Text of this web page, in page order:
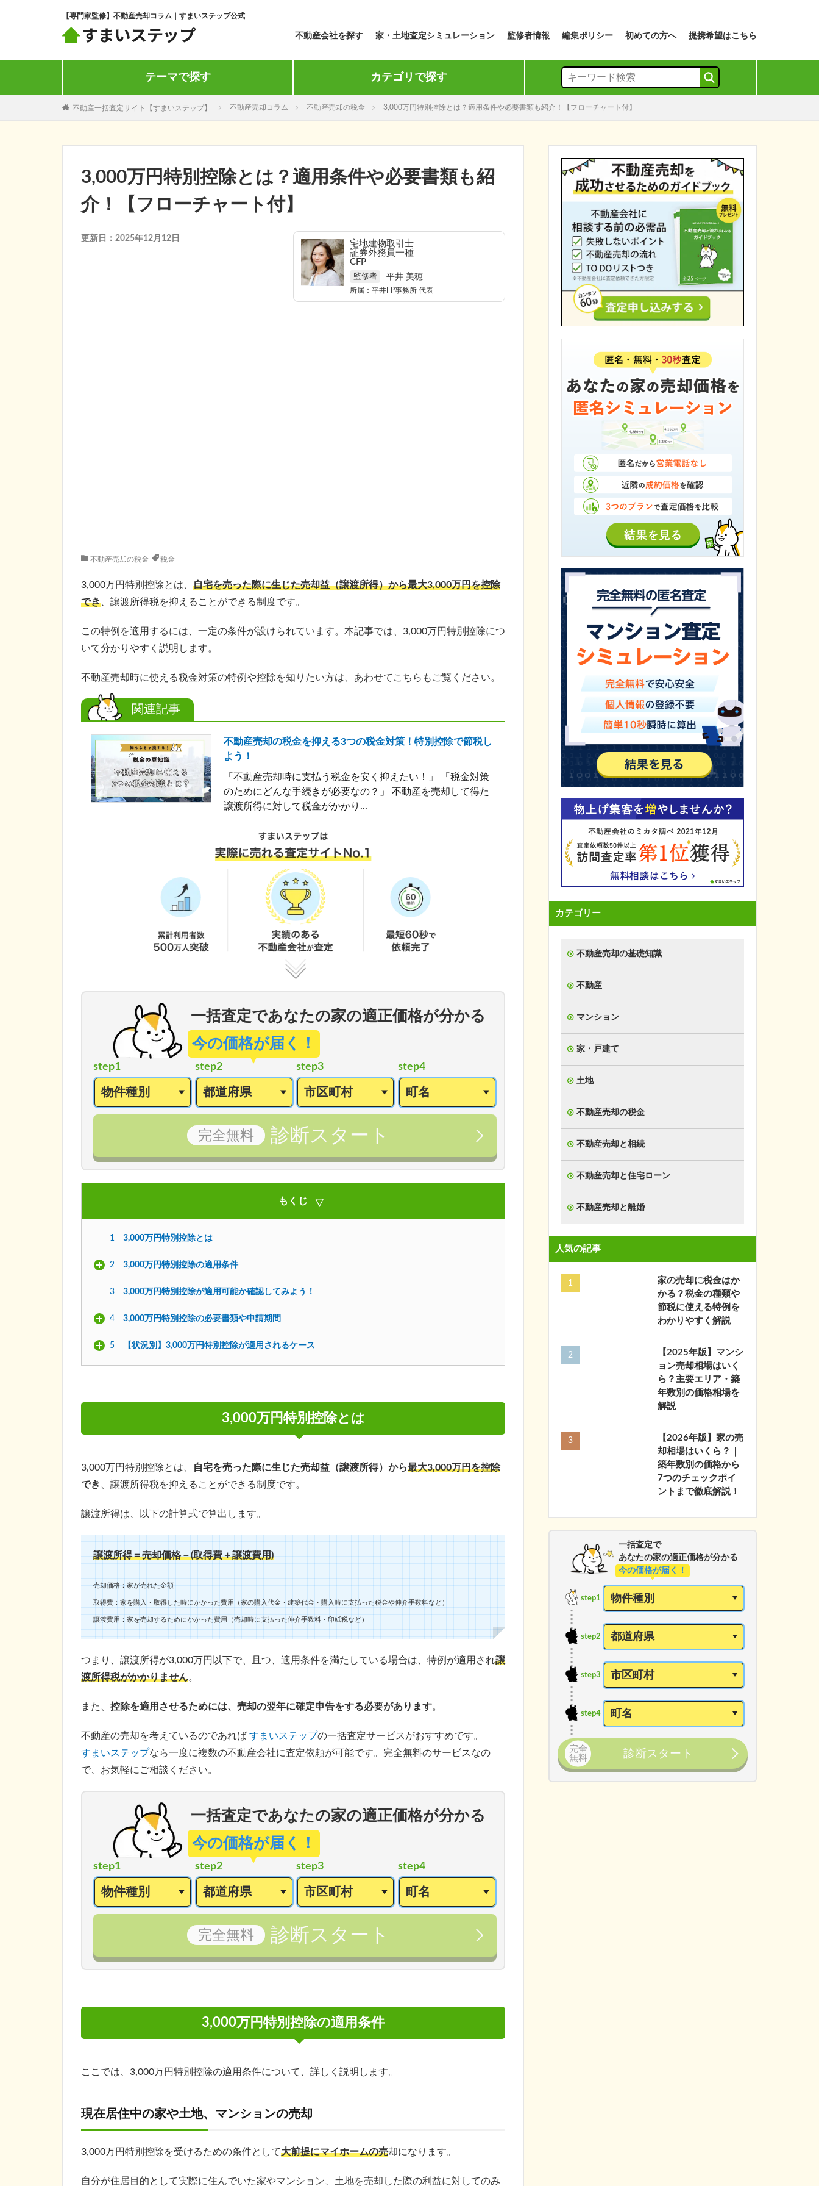
【専門家監修】不動産売却コラム｜すまいステップ公式
不動産会社を探す 家・土地査定シミュレーション 監修者情報 編集ポリシー 初めての方へ 提携希望はこちら
テーマで探す カテゴリで探す
不動産一括査定サイト【すまいステップ】 不動産売却コラム 不動産売却の税金 3,000万円特別控除とは？適用条件や必要書類も紹介！【フローチャート付】
3,000万円特別控除とは？適用条件や必要書類も紹
介！【フローチャート付】
更新日：2025年12月12日
宅地建物取引士
証券外務員一種
CFP
監修者 平井 美穂
所属： 平井FP事務所 代表
不動産売却の税金 税金
3,000万円特別控除とは、 自宅を売った際に生じた売却益（譲渡所得）から最大3,000万円を控除
でき 、譲渡所得税を抑えることができる制度です。
この特例を適用するには、一定の条件が設けられています。本記事では、3,000万円特別控除につ
いて分かりやすく説明します。
不動産売却時に使える税金対策の特例や控除を知りたい方は、あわせてこちらもご覧ください。
関連記事
不動産売却の税金を抑える3つの税金対策！特別控除で節税し
よう！
「不動産売却時に支払う税金を安く抑えたい！」 「税金対策
のためにどんな手続きが必要なの？」 不動産を売却して得た
譲渡所得に対して税金がかかり...
一括査定であなたの家の適正価格が分かる
今の価格が届く！
step1 step2 step3 step4
完全無料 診断スタート
もくじ
1 3,000万円特別控除とは
2 3,000万円特別控除の適用条件
3 3,000万円特別控除が適用可能か確認してみよう！
4 3,000万円特別控除の必要書類や申請期間
5 【状況別】3,000万円特別控除が適用されるケース
3,000万円特別控除とは
3,000万円特別控除とは、 自宅を売った際に生じた売却益（譲渡所得）から最大3,000万円を控除
でき
、譲渡所得税を抑えることができる制度です。
譲渡所得は、以下の計算式で算出します。
譲渡所得＝売却価格－(取得費＋譲渡費用)
売却価格：家が売れた金額
取得費：家を購入・取得した時にかかった費用（家の購入代金・建築代金・購入時に支払った税金や仲介手数料など）
譲渡費用：家を売却するためにかかった費用（売却時に支払った仲介手数料・印紙税など）
つまり、譲渡所得が3,000万円以下で、且つ、適用条件を満たしている場合は、特例が適用され譲
渡所得税がかかりません。
また、 控除を適用させるためには、売却の翌年に確定申告をする必要があります。
不動産の売却を考えているのであれば すまいステップの一括査定サービスがおすすめです。
すまいステップなら一度に複数の不動産会社に査定依頼が可能です。完全無料のサービスなの
で、お気軽にご相談ください。
一括査定であなたの家の適正価格が分かる
今の価格が届く！
step1 step2 step3 step4
完全無料 診断スタート
3,000万円特別控除の適用条件
ここでは、3,000万円特別控除の適用条件について、詳しく説明します。
現在居住中の家や土地、マンションの売却
3,000万円特別控除を受けるための条件として大前提にマイホームの売却になります。
自分が住居目的として実際に住んでいた家やマンション、土地を売却した際の利益に対してのみ
カテゴリー
不動産売却の基礎知識
不動産
マンション
家・戸建て
土地
不動産売却の税金
不動産売却と相続
不動産売却と住宅ローン
不動産売却と離婚
人気の記事
家の売却に税金はか
かる？税金の種類や
節税に使える特例を
わかりやすく解説
【2025年版】マンシ
ョン売却相場はいく
ら？主要エリア・築
年数別の価格相場を
解説
【2026年版】家の売
却相場はいくら？｜
築年数別の価格から
7つのチェックポイ
ントまで徹底解説！
一括査定で
あなたの家の適正価格が分かる
今の価格が届く！
step1
step2
step3
step4
完全
無料
診断スタート